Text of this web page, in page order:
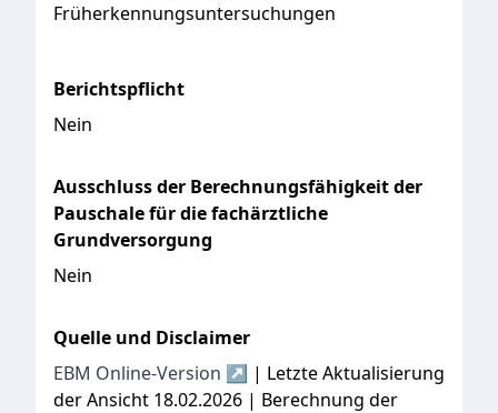
Früherkennungsuntersuchungen
Berichtspflicht
Nein
Ausschluss der Berechnungsfähigkeit der
Pauschale für die fachärztliche
Grundversorgung
Nein
Quelle und Disclaimer
EBM Online-Version ↗ | Letzte Aktualisierung
der Ansicht 18.02.2026 | Berechnung der